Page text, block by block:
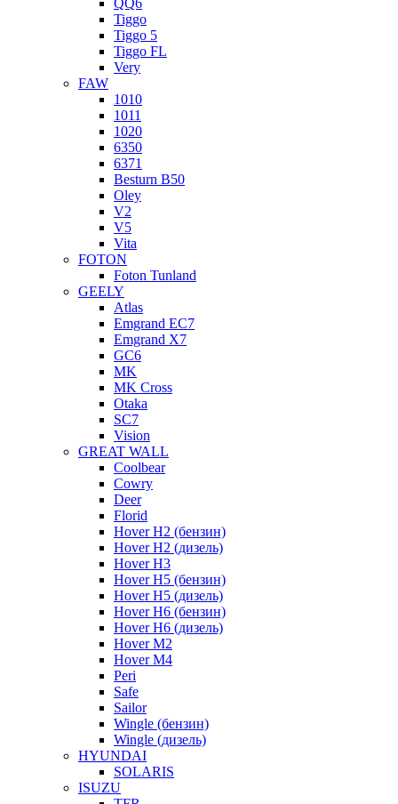
QQ6
Tiggo
Tiggo 5
Tiggo FL
Very
FAW
1010
1011
1020
6350
6371
Besturn B50
Oley
V2
V5
Vita
FOTON
Foton Tunland
GEELY
Atlas
Emgrand EC7
Emgrand X7
GC6
MK
MK Cross
Otaka
SC7
Vision
GREAT WALL
Coolbear
Cowry
Deer
Florid
Hover H2 (бензин)
Hover H2 (дизель)
Hover H3
Hover H5 (бензин)
Hover H5 (дизель)
Hover H6 (бензин)
Hover H6 (дизель)
Hover M2
Hover M4
Peri
Safe
Sailor
Wingle (бензин)
Wingle (дизель)
HYUNDAI
SOLARIS
ISUZU